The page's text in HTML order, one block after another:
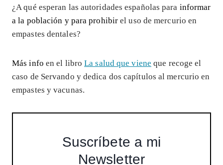
¿A qué esperan las autoridades españolas para informar
a la población y para prohibir el uso de mercurio en
empastes dentales?
Más info en el libroLa salud que viene que recoge el
caso de Servando y dedica dos capítulos al mercurio en
empastes y vacunas.
Suscríbete a mi
Newsletter